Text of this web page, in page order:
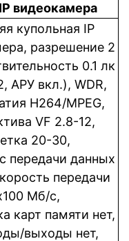
видеокамера
купольная IP
разрешение 2
0.1 лк
АРУ вкл.), WDR,
H264/MPEG,
VF 2.8-12,
20-30,
передачи данных
передачи
Мб/с,
карт памяти нет,
выходы нет,